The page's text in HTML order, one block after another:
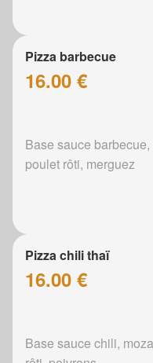
Pizza barbecue
16.00 €
Base sauce
poulet rôti, merguez
Pizza chili thaï
16.00 €
Base sauce chili,